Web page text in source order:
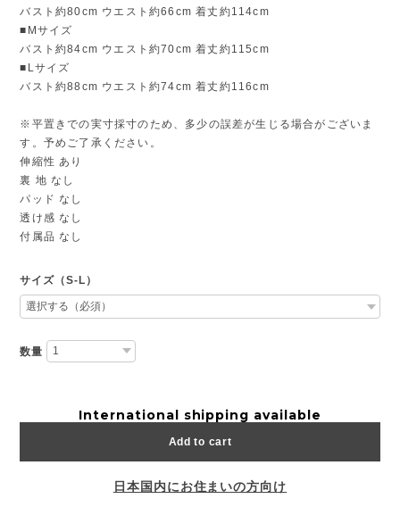
バスト約80cm ウエスト約66cm 着丈約114cm
■Mサイズ
バスト約84cm ウエスト約70cm 着丈約115cm
■Lサイズ
バスト約88cm ウエスト約74cm 着丈約116cm
※平置きでの実寸採寸のため、多少の誤差が生じる場合がございま
す。予めご了承ください。
伸縮性 あり
裏 地 なし
パッド なし
透け感 なし
付属品 なし
サイズ（S-L）
数量
International shipping available
Add to cart
日本国内にお住まいの方向け